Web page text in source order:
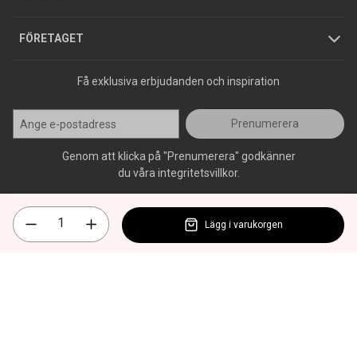
FÖRETAGET
Press
Få exklusiva erbjudanden och inspiration
Prenumerera
Genom att klicka på "Prenumerera" godkänner
du våra integritetsvillkor.
Lägg i varukorgen